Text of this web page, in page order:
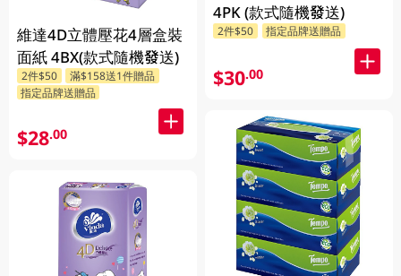
維達4D立體壓花4層盒裝
面紙 4BX(款式隨機發送)
2件$50
滿$158送1件贈品
指定品牌送贈品
$28.00
4PK (款式隨機發送)
2件$50 指定品牌送贈品
$30.00